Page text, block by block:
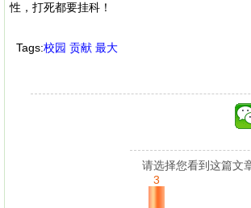
性，打死都要挂科！
Tags:校园 贡献 最大
请选择您看到这篇文
3